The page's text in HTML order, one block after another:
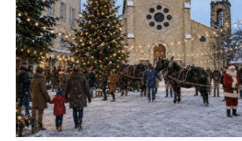
chaudes et gourmandises, animations.
marché de Noël organisé par la mairie et
stands présentés par les artisans et les
vallée..